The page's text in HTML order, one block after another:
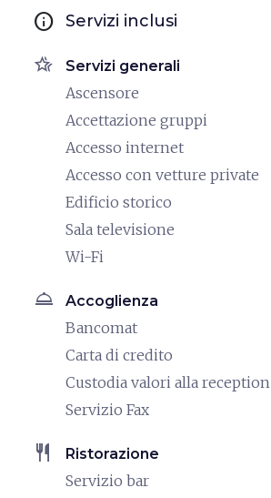
info Servizi inclusi
hotel_class Servizi generali
Ascensore
Accettazione gruppi
Accesso internet
Accesso con vetture private
Edificio storico
Sala televisione
Wi-Fi
room_service Accoglienza
Bancomat
Carta di credito
Custodia valori alla reception
Servizio Fax
restaurant Ristorazione
Servizio bar